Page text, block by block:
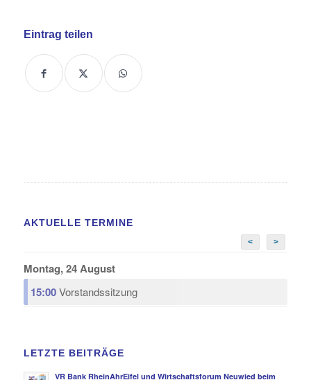
Eintrag teilen
AKTUELLE TERMINE
< >
Montag, 24 August
15:00Vorstandssitzung
LETZTE BEITRÄGE
VR Bank RheinAhrEifel und Wirtschaftsforum Neuwied beim